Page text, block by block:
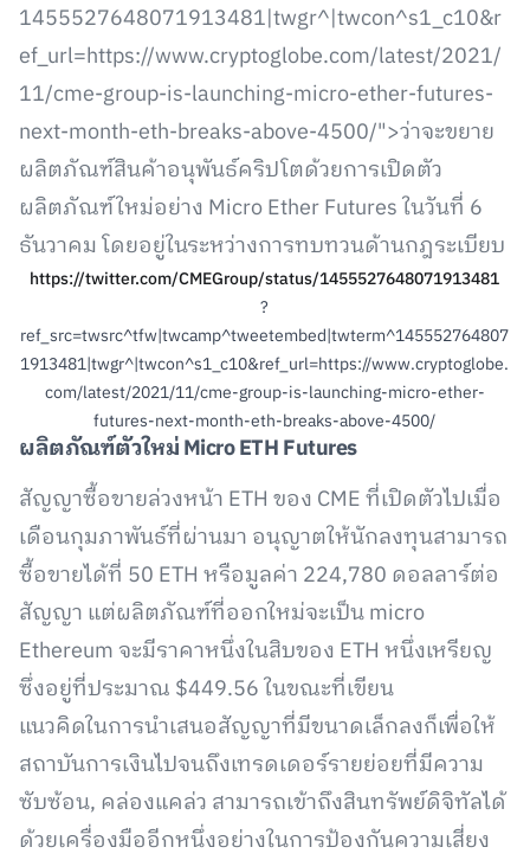
1455527648071913481|twgr^|twcon^s1_c10&r
ef_url=https://www.cryptoglobe.com/latest/2021/
11/cme-group-is-launching-micro-ether-futures-
next-month-eth-breaks-above-4500/">ว่าจะขยาย
ผลิตภัณฑ์สินค้าอนุพันธ์คริปโตด้วยการเปิดตัว
ผลิตภัณฑ์ใหม่อย่าง Micro Ether Futures ในวันที่ 6
ธันวาคม โดยอยู่ในระหว่างการทบทวนด้านกฎระเบียบ
https://twitter.com/CMEGroup/status/1455527648071913481
?
ref_src=twsrc^tfw|twcamp^tweetembed|twterm^145552764807
1913481|twgr^|twcon^s1_c10&ref_url=https://www.cryptoglobe.
com/latest/2021/11/cme-group-is-launching-micro-ether-
futures-next-month-eth-breaks-above-4500/
ผลิตภัณฑ์ตัวใหม่Micro ETH Futures
สัญญาซื้อขายล่วงหน้า ETH ของ CME ที่เปิดตัวไปเมื่อ
เดือนกุมภาพันธ์ที่ผ่านมา อนุญาตให้นักลงทุนสามารถ
ซื้อขายได้ที่ 50 ETH หรือมูลค่า 224,780 ดอลลาร์ต่อ
สัญญา แต่ผลิตภัณฑ์ที่ออกใหม่จะเป็น micro
Ethereum จะมีราคาหนึ่งในสิบของ ETH หนึ่งเหรียญ
ซึ่งอยู่ที่ประมาณ $449.56 ในขณะที่เขียน
แนวคิดในการนำเสนอสัญญาที่มีขนาดเล็กลงก็เพื่อให้
สถาบันการเงินไปจนถึงเทรดเดอร์รายย่อยที่มีความ
ซับซ้อน, คล่องแคล่ว สามารถเข้าถึงสินทรัพย์ดิจิทัลได้
ด้วยเครื่องมืออีกหนึ่งอย่างในการป้องกันความเสี่ยง